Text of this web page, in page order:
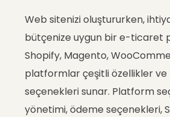
Web sitenizi oluştururken,
bütçenize uygun bir e-ticaret
Shopify, Magento,
platformlar çeşitli özellikler ve
seçenekleri sunar. Platform
yönetimi, ödeme seçenekleri,